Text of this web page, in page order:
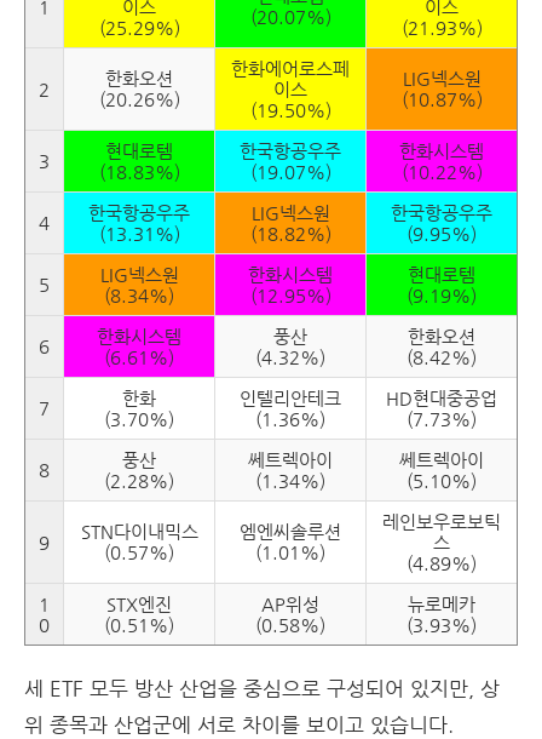
1
이스
(25.29%)
(20.07%)
이스
(21.93%)
2
한화오션
(20.26%)
한화에어로스페
이스
(19.50%)
LIG넥스원
(10.87%)
3
현대로템
(18.83%)
한국항공우주
(19.07%)
한화시스템
(10.22%)
4
한국항공우주
(13.31%)
LIG넥스원
(18.82%)
한국항공우주
(9.95%)
5
LIG넥스원
(8.34%)
한화시스템
(12.95%)
현대로템
(9.19%)
6
한화시스템
(6.61%)
풍산
(4.32%)
한화오션
(8.42%)
7
한화
(3.70%)
인텔리안테크
(1.36%)
HD현대중공업
(7.73%)
8
풍산
(2.28%)
쎄트렉아이
(1.34%)
쎄트렉아이
(5.10%)
9
STN다이내믹스
(0.57%)
엠엔씨솔루션
(1.01%)
레인보우로보틱
스
(4.89%)
1
0
STX엔진
(0.51%)
AP위성
(0.58%)
뉴로메카
(3.93%)
세 ETF 모두 방산 산업을 중심으로 구성되어 있지만, 상
위 종목과 산업군에 서로 차이를 보이고 있습니다.